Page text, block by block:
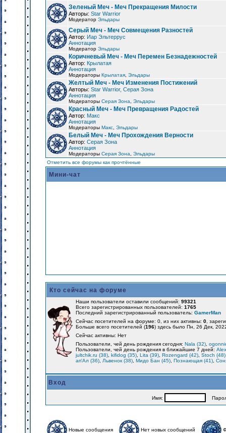
Зеленый Меч - Меч Прекращения Милости
Авторы: Star Warrior
Модератор Эльдары
Серый Меч - Меч Совмещения Разностей
Автор: Иар Эльтеррус
Аннотация
Модератор Эльдары
Коричневый Меч - Меч Перемен Безнадежностей
Автор: Крылатая
Аннотация
Модераторы Крылатая Эльдары
Желтый Меч - Меч Изменения Постижений
Авторы: Star Warrior, Серая Зона
Аннотация
Модераторы Серая Зона Эльдары
Красный Меч - Меч Превращения Радостей
Автор: Макс
Аннотация
Модераторы Макс Эльдары
Белый Меч - Меч Прохождения Верности
Автор: Серая Зона
Аннотация
Модераторы Серая Зона
Эльдары
Отметить все форумы как прочтённые
Мини-чат
Кто сейчас на форуме
Наши пользователи оставили сообщений: 99321
Всего зарегистрированных пользователей: 1765
Последний зарегистрированный пользователь: GamerMan
Сейчас посетителей на форуме: 0, из них активны: 0 ,
Больше всего посетителей (196) здесь было Пн, 26 Дек,
Сейчас активны: Нет
Пользователи, чей день рождения сегодня: Nala (32)
Пользователи, чей день рождения в ближайшие 7 дней:
jultchik.ru (38) kifidog (35) Lita (39) Rozengard (42) Stoch (48)
ап'Ал (36)
Львенок (38) Мидо Бан (45) Познающая (41)
Вход
Имя:
Новые сообщения Нет новых сообщений